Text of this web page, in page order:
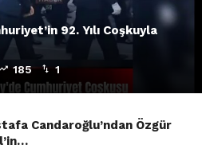
92. Yılı Coşkuyla
185 1
Candaroğlu’ndan Özgür